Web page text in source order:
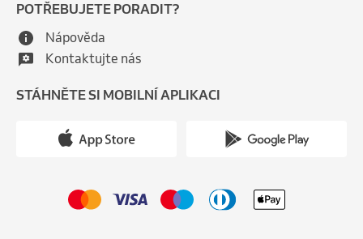
POTŘEBUJETE PORADIT?
Nápověda
Kontaktujte nás
STÁHNĚTE SI MOBILNÍ APLIKACI